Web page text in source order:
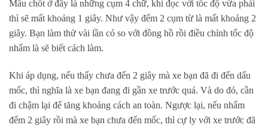
Mấu chốt ở đây là những cụm 4 chữ, khi đọc với tốc độ vừa phải
thì sẽ mất khoảng 1 giây. Như vậy đếm 2 cụm từ là mất khoảng 2
giây. Bạn làm thử vài lần có so với đồng hồ rồi điều chỉnh tốc độ
nhẩm là sẽ biết cách làm.
Khi áp dụng, nếu thấy chưa đến 2 giây mà xe bạn đã đi đến dấu
mốc, thì nghĩa là xe bạn đang đi gần xe trước quá. Và do đó, cần
đi chậm lại để tăng khoảng cách an toàn. Ngược lại, nếu nhẩm
đếm 2 giây rồi mà xe bạn chưa đến mốc, thì cự ly với xe trước đã